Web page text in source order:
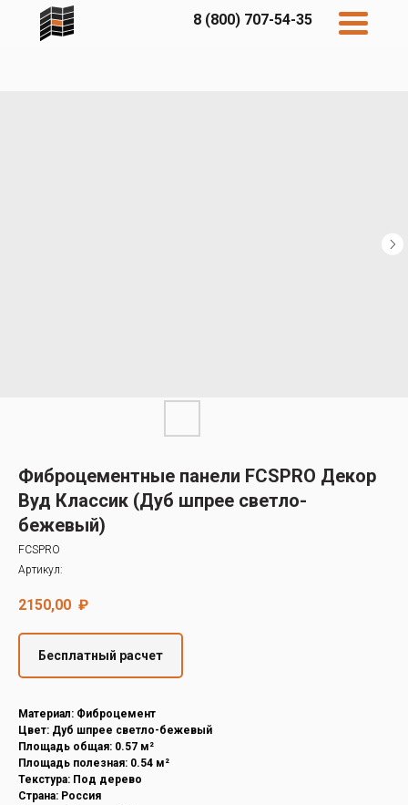
8 (800) 707-54-35
Фиброцементные панели FCSPRO Декор
Вуд Классик (Дуб шпрее светло-
бежевый)
FCSPRO
Артикул:
2150,00 ₽
Бесплатный расчет
Материал: Фиброцемент
Цвет: Дуб шпрее светло-бежевый
Площадь общая: 0.57 м²
Площадь полезная: 0.54 м²
Текстура: Под дерево
Страна: Россия